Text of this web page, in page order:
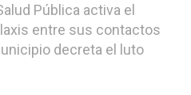
Pública activa el
entre sus contactos
decreta el luto